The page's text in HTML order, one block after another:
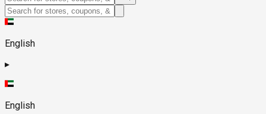
English
▸
English